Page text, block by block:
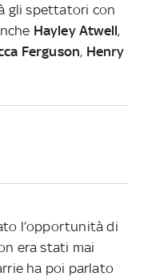
gli spettatori con
Hayley Atwell,
Ferguson, Henry
l’opportunità di
era stati mai
ha poi parlato